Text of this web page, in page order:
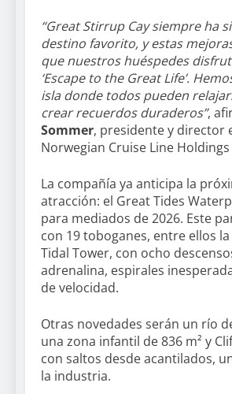
“Great Stirrup Cay siempre ha
destino favorito, y estas
que nuestros huéspedes
‘Escape to the Great Life’.
isla donde todos pueden
crear recuerdos duraderos”,
Sommer, presidente y director
Norwegian Cruise Line Holdings
La compañía ya anticipa la
atracción: el Great Tides
para mediados de 2026. Este
con 19 toboganes, entre ellos
Tidal Tower, con ocho
adrenalina, espirales
de velocidad.
Otras novedades serán un río
una zona infantil de 836 m² y
con saltos desde acantilados,
la industria.